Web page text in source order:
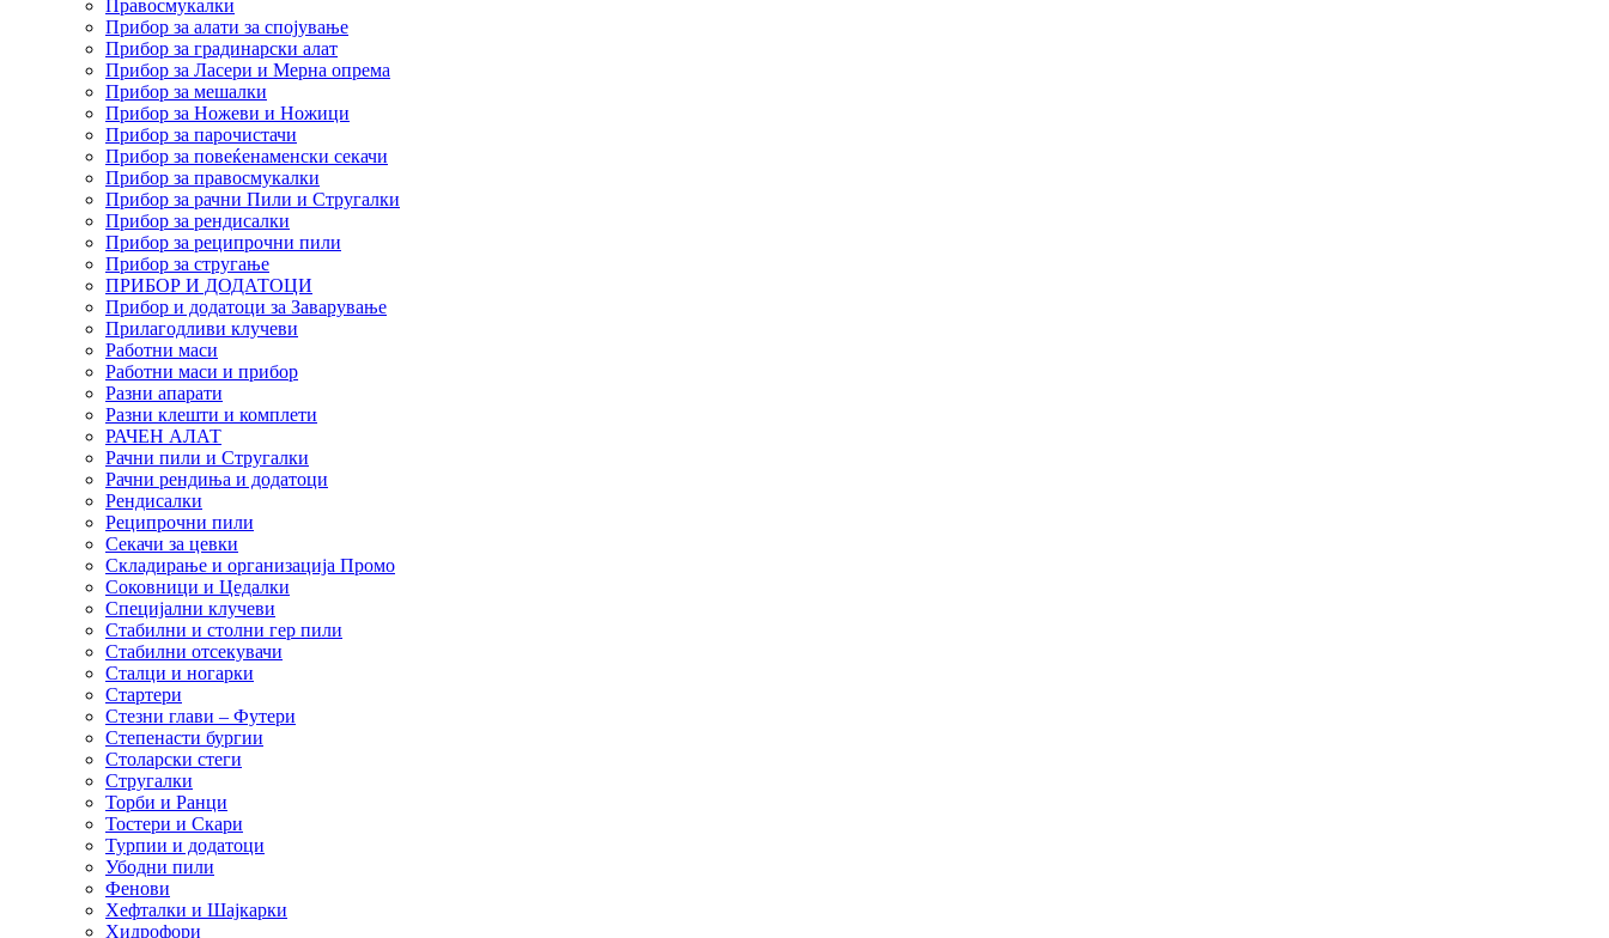
Правосмукалки
Прибор за алати за спојување
Прибор за градинарски алат
Прибор за Ласери и Мерна опрема
Прибор за мешалки
Прибор за Ножеви и Ножици
Прибор за парочистачи
Прибор за повеќенаменски секачи
Прибор за правосмукалки
Прибор за рачни Пили и Стругалки
Прибор за рендисалки
Прибор за реципрочни пили
Прибор за стругање
ПРИБОР И ДОДАТОЦИ
Прибор и додатоци за Заварување
Прилагодливи клучеви
Работни маси
Работни маси и прибор
Разни апарати
Разни клешти и комплети
РАЧЕН АЛАТ
Рачни пили и Стругалки
Рачни рендиња и додатоци
Рендисалки
Реципрочни пили
Секачи за цевки
Складирање и организација Промо
Соковници и Цедалки
Специјални клучеви
Стабилни и столни гер пили
Стабилни отсекувачи
Сталци и ногарки
Стартери
Стезни глави – Футери
Степенасти бургии
Столарски стеги
Стругалки
Торби и Ранци
Тостери и Скари
Турпии и додатоци
Убодни пили
Фенови
Хефталки и Шајкарки
Хидрофори